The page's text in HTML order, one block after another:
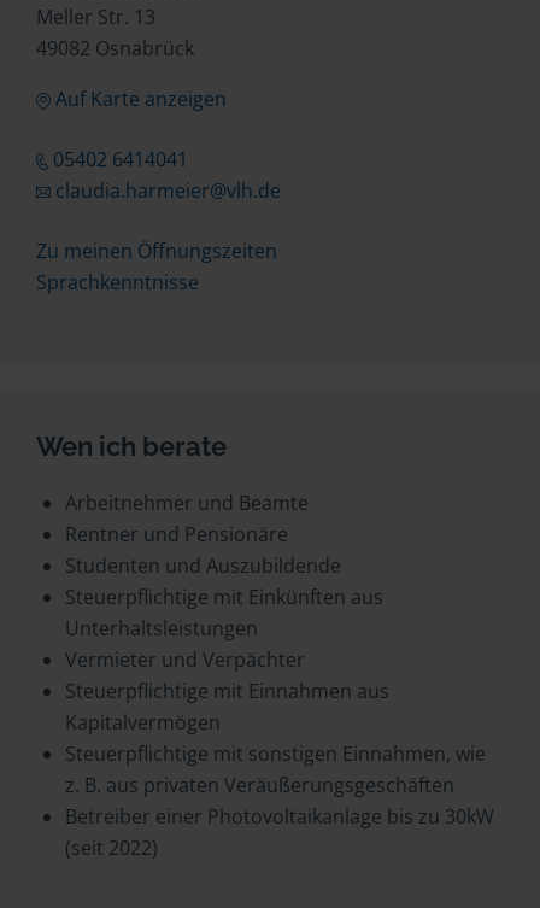
Meller Str. 13
49082 Osnabrück
Auf Karte anzeigen
05402 6414041
claudia.harmeier@vlh.de
Zu meinen Öffnungszeiten
Sprachkenntnisse
Wen ich berate
Arbeitnehmer und Beamte
Rentner und Pensionäre
Studenten und Auszubildende
Steuerpflichtige mit Einkünften aus
Unterhaltsleistungen
Vermieter und Verpächter
Steuerpflichtige mit Einnahmen aus
Kapitalvermögen
Steuerpflichtige mit sonstigen Einnahmen, wie
z. B. aus privaten Veräußerungsgeschäften
Betreiber einer Photovoltaikanlage bis zu 30kW
(seit 2022)